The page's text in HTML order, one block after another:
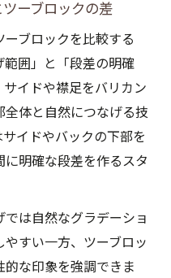
ーブロックの差
ブロックを比較する
範囲」と「段差の明確
イドや襟足をバリカン
体と自然につなげる技
イドやバックの下部を
明確な段差を作るスタ
は自然なグラデーショ
すい一方、ツーブロッ
な印象を強調できま